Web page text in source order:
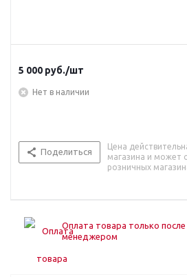
5 000 руб./шт
Нет в наличии
Поделиться
Цена
магазина и может
розничных
Оплата товара только
менеджером